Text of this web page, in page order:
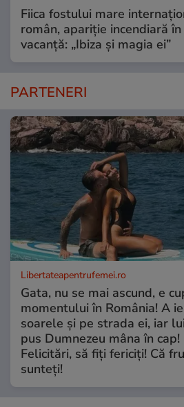
Fiica fostului mare
român, apariție incendiară în
vacanță: „Ibiza și magia ei”
PARTENERI
Libertateapentrufemei.ro
Gata, nu se mai ascund, e
momentului în România! A
soarele și pe strada ei, iar
pus Dumnezeu mâna în cap!
Felicitări, să fiți fericiți! Că
sunteți!